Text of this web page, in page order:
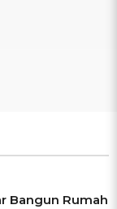
Bangun Rumah